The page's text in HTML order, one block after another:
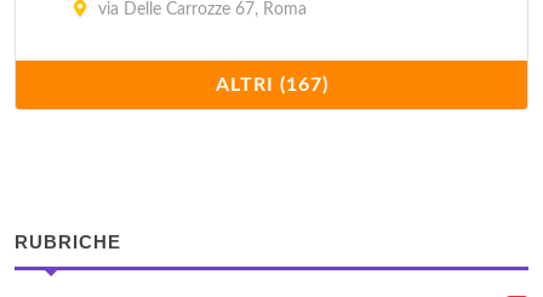
via Delle Carrozze 67, Roma
via Ponte di Piscina Cupa , Castel Romano
Alicanti
ALTRI (167)
RUBRICHE